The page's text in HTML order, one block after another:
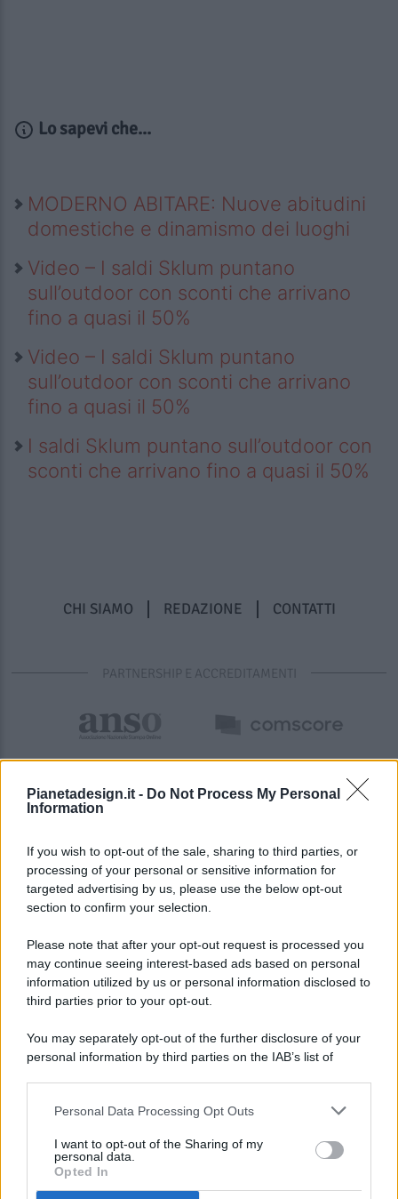
Pianetadesign.it - Do Not Process My Personal
Information
If you wish to opt-out of the sale, sharing to third parties, or
processing of your personal or sensitive information for
targeted advertising by us, please use the below opt-out
section to confirm your selection.
Please note that after your opt-out request is processed you
may continue seeing interest-based ads based on personal
information utilized by us or personal information disclosed to
third parties prior to your opt-out.
You may separately opt-out of the further disclosure of your
personal information by third parties on the IAB’s list of
This information may also be disclosed by us to third parties
disclose it to other third parties.
Personal Data Processing Opt Outs
I want to opt-out of the Sharing of my
personal data.
Opted In
Lo sapevi che...
MODERNO ABITARE: Nuove abitudini
domestiche e dinamismo dei luoghi
Video – I saldi Sklum puntano
sull’outdoor con sconti che arrivano
fino a quasi il 50%
Video – I saldi Sklum puntano
sull’outdoor con sconti che arrivano
fino a quasi il 50%
I saldi Sklum puntano sull’outdoor con
sconti che arrivano fino a quasi il 50%
CHI SIAMO REDAZIONE CONTATTI
PARTNERSHIP E ACCREDITAMENTI
© 2026 - Pianeta Design - P.IVA 04827280654 - Testata
Registrata Al Tribunale Di Nocera Inferiore N. 8/2020 - RG N.
ISCRIZIONE AL ROC N. 35792 – ISCRITTA ALL’ANSO
(ASSOCIAZIONE NAZIONALE STAMPA ONLINE)
PREFERENZE PRIVACY